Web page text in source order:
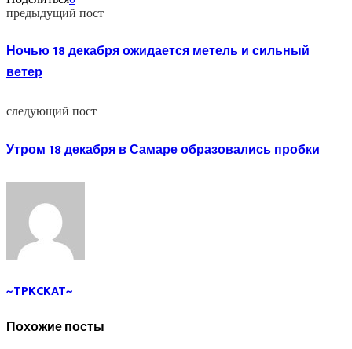
предыдущий пост
Ночью 18 декабря ожидается метель и сильный
ветер
следующий пост
Утром 18 декабря в Самаре образовались пробки
~TPKCKAT~
Похожие посты